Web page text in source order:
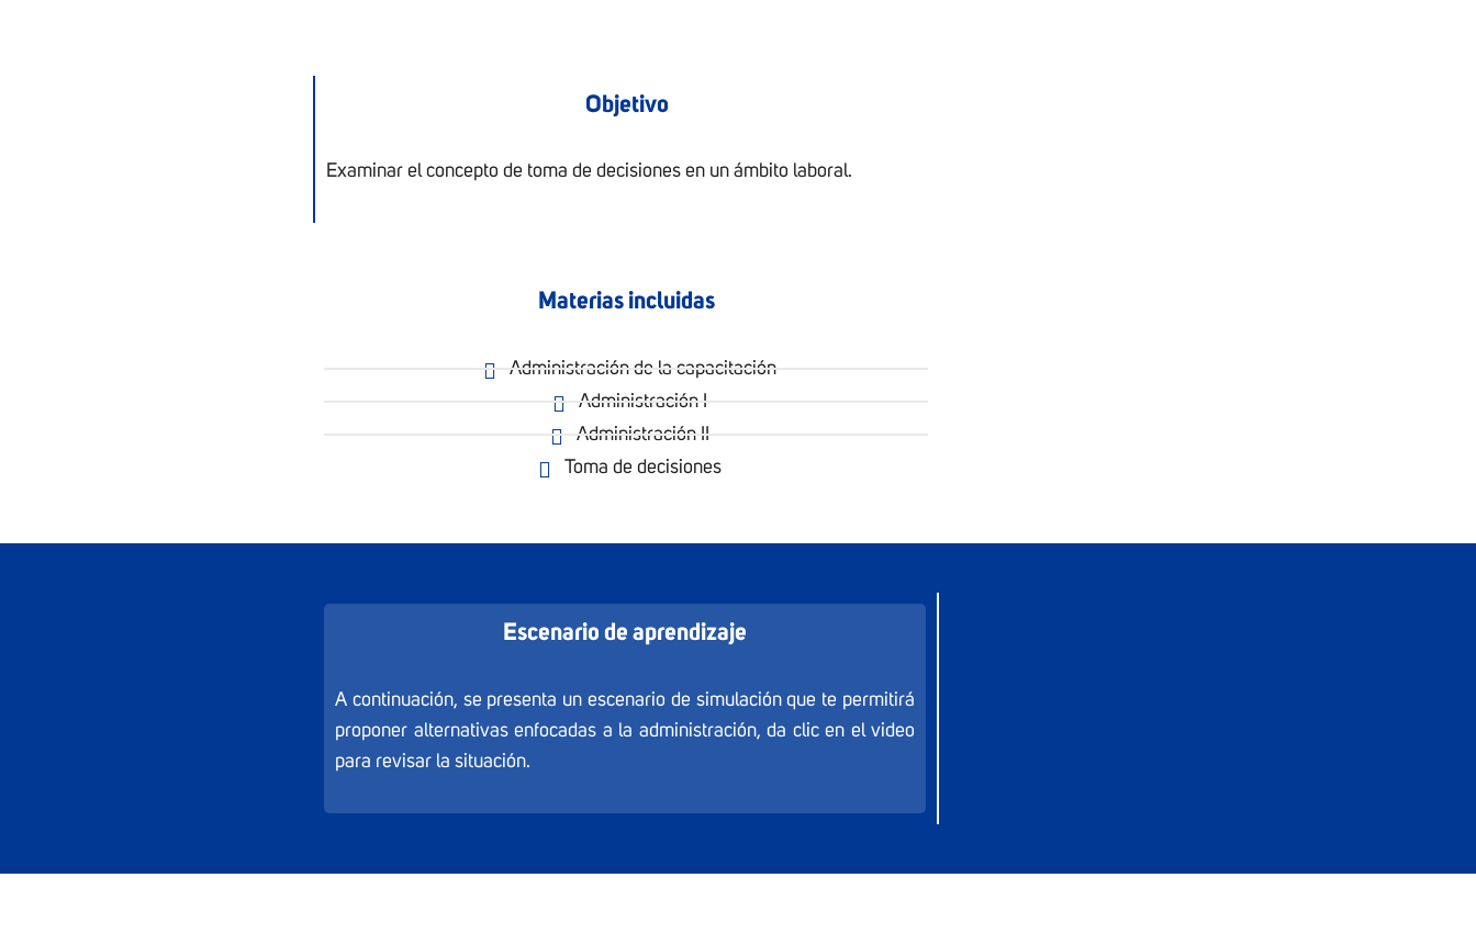
Objetivo
Examinar el concepto de toma de decisiones en un ámbito laboral.
Materias incluidas
Administración de la capacitación
Administración I
Administración II
Toma de decisiones
Escenario de aprendizaje
A continuación, se presenta un escenario de simulación que te permitirá
proponer alternativas enfocadas a la administración, da clic en el video
para revisar la situación.